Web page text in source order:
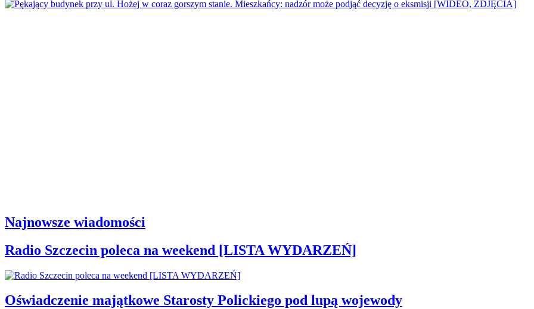
Najnowsze wiadomości
Radio Szczecin poleca na weekend [LISTA WYDARZEŃ]
Oświadczenie majątkowe Starosty Polickiego pod lupą wojewody